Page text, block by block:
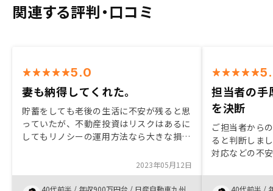
関連する評判・口コミ
5.0
妻も納得してくれた。
貯蓄をしても老後の生活に不安が残ると思
っていたが、不動産投資はリスクはあるに
してもリノシーの運用方法なら大きな損失
で万が一の場合にも家族に資産を残せると
思ので妻も納得してくれました。
2023年05月12日
40代前半 / 年収900万円台 / 日産自動車九州
担当者の手
を決断
ご担当者から
ると判断しま
対応などの不
され購入を決
40代前半 /